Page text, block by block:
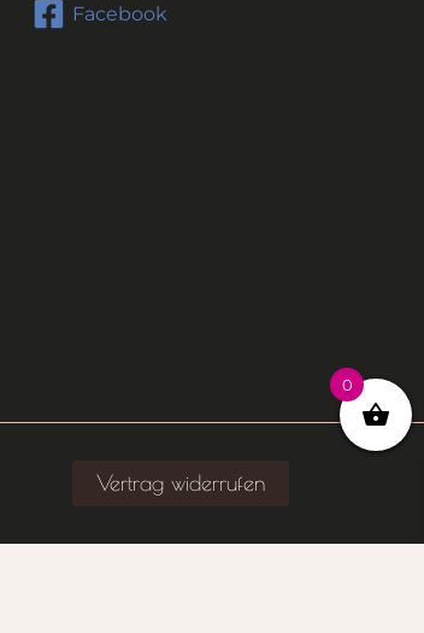
Facebook
Vertrag widerrufen
0